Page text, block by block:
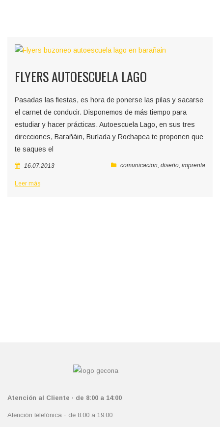
FLYERS AUTOESCUELA LAGO
Pasadas las fiestas, es hora de ponerse las pilas y sacarse
el carnet de conducir. Disponemos de más tiempo para
estudiar y hacer prácticas. Autoescuela Lago, en sus tres
direcciones, Barañáin, Burlada y Rochapea te proponen que
te saques el
16.07.2013 comunicacion, diseño, imprenta
Leer más
Atención al Cliente · de 8:00 a 14:00
Atención telefónica · de 8:00 a 19:00